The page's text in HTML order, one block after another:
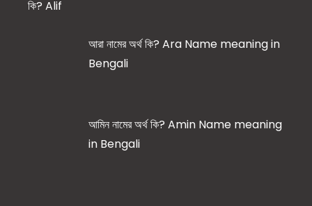
আরা নামের অর্থ কি? Ara Name meaning in
Bengali
আমিন নামের অর্থ কি? Amin Name meaning
in Bengali